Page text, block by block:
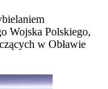
Wojska Polskiego,
w Obławie